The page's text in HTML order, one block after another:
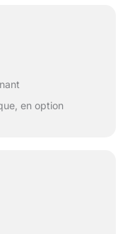
en option